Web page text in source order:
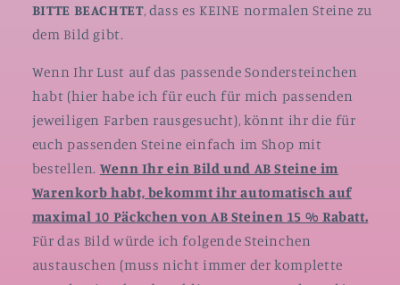
BITTE BEACHTET, dass es KEINE normalen Steine zu
dem Bild gibt.
Wenn Ihr Lust auf das passende Sondersteinchen
habt (hier habe ich für euch für mich passenden
jeweiligen Farben rausgesucht), könnt ihr die für
euch passenden Steine einfach im Shop mit
bestellen. Wenn Ihr ein Bild und AB Steine im
Warenkorb habt, bekommt ihr automatisch auf
maximal 10 Päckchen von AB Steinen 15 % Rabatt.
Für das Bild würde ich folgende Steinchen
austauschen (muss nicht immer der komplette